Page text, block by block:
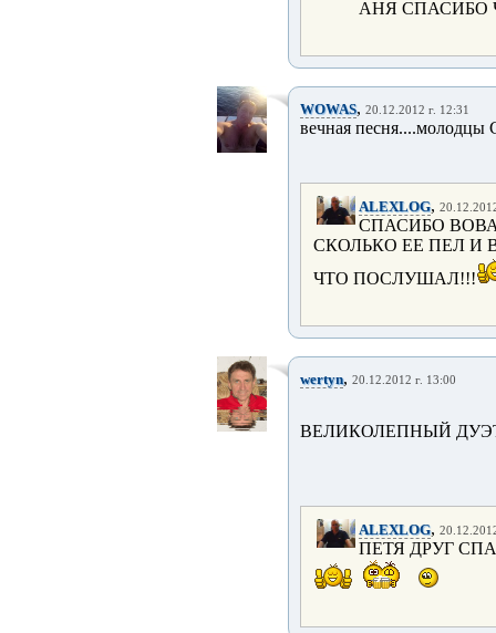
АНЯ СПАСИБО
WOWAS, 20.12.2012 г. 12:31
вечная песня....молодцы
ALEXLOG,
СПАСИБО
СКОЛЬКО ЕЕ ПЕЛ И
ЧТО ПОСЛУШАЛ!!!
wertyn, 20.12.2012 г. 13:00
ВЕЛИКОЛЕПНЫЙ
ALEXLOG,
ПЕТЯ ДРУГ